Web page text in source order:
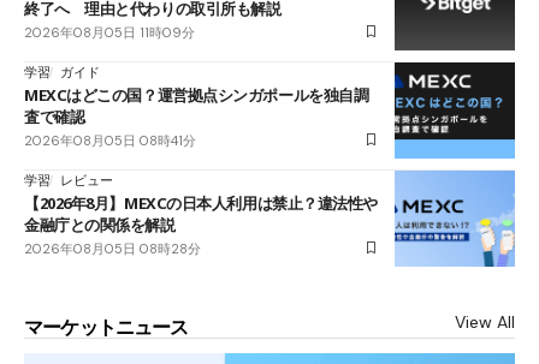
終了へ 理由と代わりの取引所も解説
2026年08月05日 11時09分
学習 ガイド
MEXCはどこの国？運営拠点シンガポールを独自調
査で確認
2026年08月05日 08時41分
学習 レビュー
【2026年8月】MEXCの日本人利用は禁止？違法性や
金融庁との関係を解説
2026年08月05日 08時28分
マーケットニュース View All